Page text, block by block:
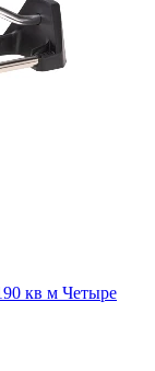
кв м Четыре